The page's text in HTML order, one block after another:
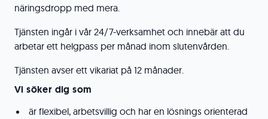
näringsdropp med mera.
Tjänsten ingår i vår 24/7-verksamhet och innebär att du
arbetar ett helgpass per månad inom slutenvården.
Tjänsten avser ett vikariat på 12 månader.
Vi söker dig som
är flexibel, arbetsvillig och har en lösnings orienterad